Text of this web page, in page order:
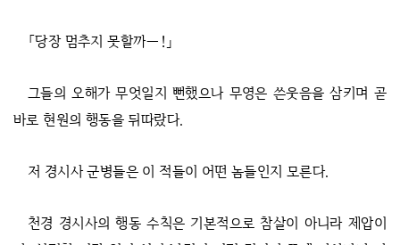
「당장 멈추지 못할까―!」
그들의 오해가 무엇일지 뻔했으나 무영은 쓴웃음을 삼키며 곧
바로 현원의 행동을 뒤따랐다.
저 경시사 군병들은 이 적들이 어떤 놈들인지 모른다.
천경 경시사의 행동 수칙은 기본적으로 참살이 아니라 제압이